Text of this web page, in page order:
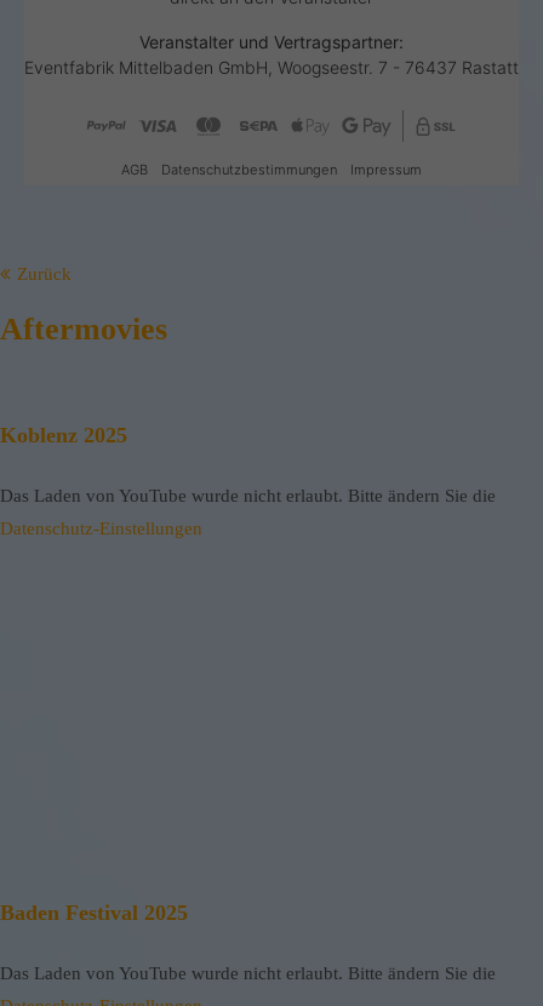
Zurück
Aftermovies
Koblenz 2025
Das Laden von YouTube wurde nicht erlaubt. Bitte ändern Sie die
Datenschutz-Einstellungen
Baden Festival 2025
Das Laden von YouTube wurde nicht erlaubt. Bitte ändern Sie die